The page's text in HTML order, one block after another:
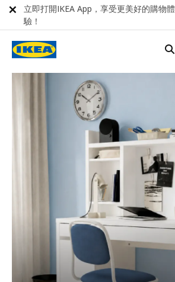
立即打開IKEA App，享受更美好的購物體
驗！